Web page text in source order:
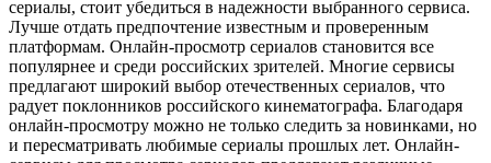
сериалы, стоит убедиться в надежности выбранного сервиса.
Лучше отдать предпочтение известным и проверенным
платформам. Онлайн-просмотр сериалов становится все
популярнее и среди российских зрителей. Многие сервисы
предлагают широкий выбор отечественных сериалов, что
радует поклонников российского кинематографа. Благодаря
онлайн-просмотру можно не только следить за новинками, но
и пересматривать любимые сериалы прошлых лет. Онлайн-